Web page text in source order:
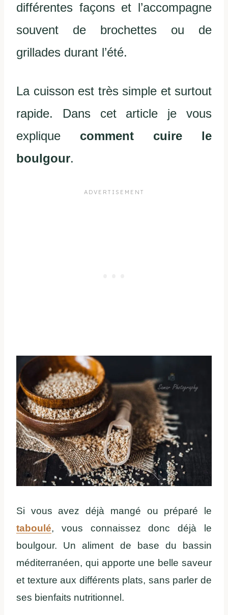
différentes façons et l’accompagne
souvent de brochettes ou de
grillades durant l’été.
La cuisson est très simple et surtout
rapide. Dans cet article je vous
explique comment cuire le
boulgour.
Si vous avez déjà mangé ou préparé le
taboulé, vous connaissez donc déjà le
boulgour. Un aliment de base du bassin
méditerranéen, qui apporte une belle saveur
et texture aux différents plats, sans parler de
ses bienfaits nutritionnel.